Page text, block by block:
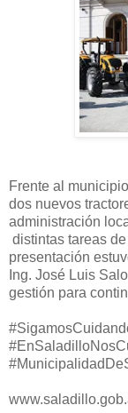
Frente al
dos nuevos
administración
distintas tareas
presentación
Ing. José Luis
gestión para